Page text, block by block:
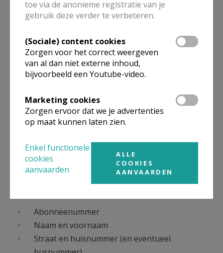
De snelste weg is via
www.kerkenleven.be/nietontvangen. Vul het
online formulier in en verzendt het. Vervolgens
komt het bij Halewijn terecht. Zij sturen u een
nummer na en dienen een klacht in bij BPOST.
kan ook. Bezorg dan uw adresgegevens en het
abonneenummer (de 8 cijfers die boven uw
Geen internet? Geen probleem, u kunt ook
rechtstreeks telefoneren naar de dienst
Parochiebladen op het nummer 03 210 08 30
Abonneenummer
Naam en voornaam
Straat en huisnummer (en eventueel
toe via de anonieme registratie van je
gebruik deze verder te verbeteren.
(Sociale) content cookies
Zorgen voor het correct weergeven
van al dan niet externe inhoud,
bijvoorbeeld een Youtube-video.
Marketing cookies
Zorgen ervoor dat we je advertenties
op maat kunnen laten zien.
Enkel functionele
cookies
aanvaarden
ALLE
COOKIES
AANVAARDEN